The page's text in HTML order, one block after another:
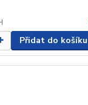
Přidat do košíku